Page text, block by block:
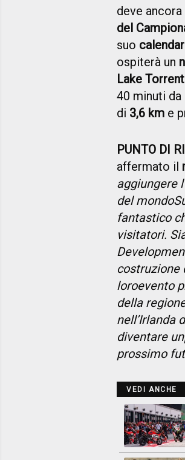
deve
del
suo
ospiterà un
Lake Torrent
40 minuti da
di 3,6 km e
PUNTO DI
affermato il
aggiungere l'
del mondo
fantastico
visitatori.
costruzione
loroevento
della
nell’Irlanda
diventare un
prossimo
VEDI ANCHE